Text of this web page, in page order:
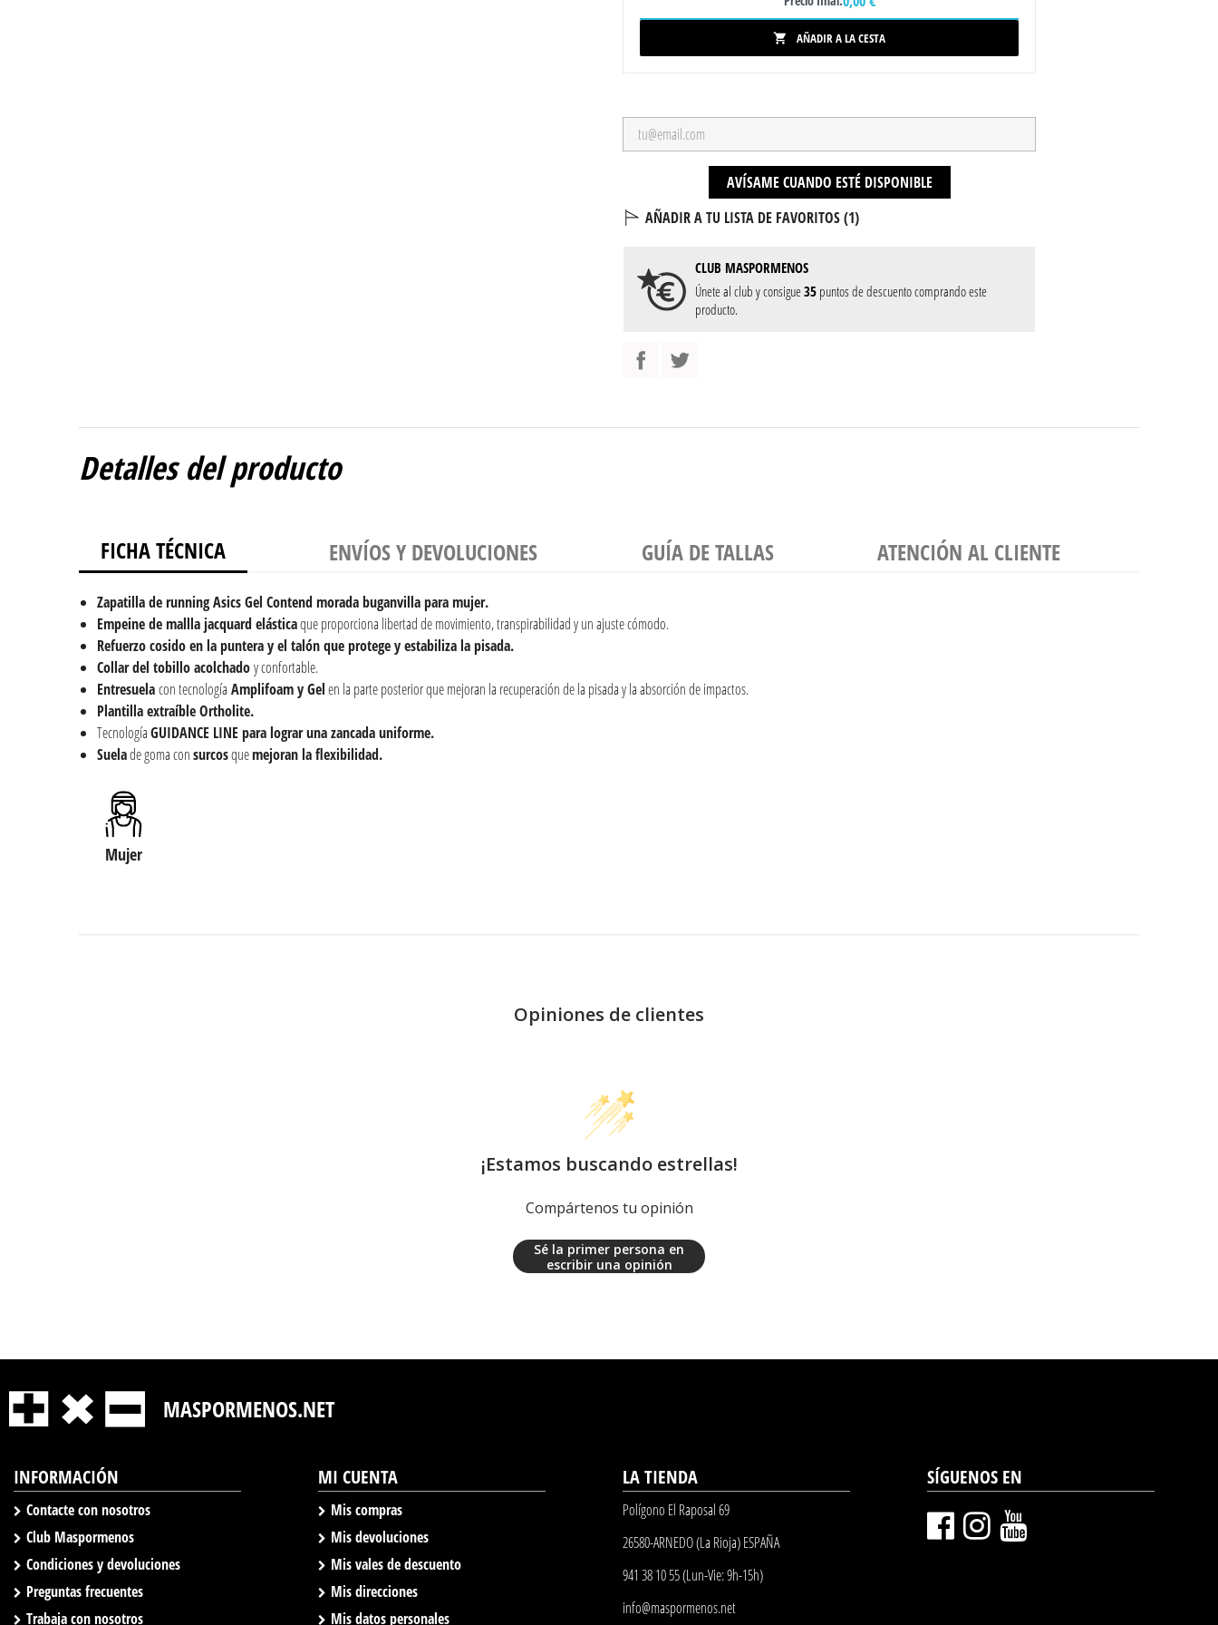
 AÑADIR A LA CESTA
AVÍSAME CUANDO ESTÉ DISPONIBLE
AÑADIR A TU LISTA DE FAVORITOS (1)
CLUB MASPORMENOS
Únete al club y consigue35puntos de descuento comprando este
producto.
Detalles del producto
FICHA TÉCNICA ENVÍOS Y DEVOLUCIONES GUÍA DE TALLAS ATENCIÓN AL CLIENTE
Zapatilla de running Asics Gel Contend morada buganvilla para mujer.
Empeine de mallla jacquard elásticaque proporciona libertad de movimiento, transpirabilidad y un ajuste cómodo.
Refuerzo cosido en la puntera y el talón que protege y estabiliza la pisada.
Collar del tobillo acolchadoy confortable.
Entresuelacon tecnología Amplifoam y Gelen la parte posterior que mejoran la recuperación de la pisada y la absorción de impactos.
Plantilla extraíble Ortholite.
TecnologíaGUIDANCE LINE para lograr una zancada uniforme.
Suelade goma consurcosquemejoran la flexibilidad.
Mujer
Opiniones de clientes
¡Estamos buscando estrellas!
Compártenos tu opinión
Sé la primer persona en
escribir una opinión
MASPORMENOS.NET
INFORMACIÓN
Contacte con nosotros
Club Maspormenos
Condiciones y devoluciones
Preguntas frecuentes
Trabaja con nosotros
MI CUENTA
Mis compras
Mis devoluciones
Mis vales de descuento
Mis direcciones
Mis datos personales
LA TIENDA
Polígono El Raposal 69
26580-ARNEDO (La Rioja) ESPAÑA
941 38 10 55 (Lun-Vie: 9h-15h)
info@maspormenos.net
SÍGUENOS EN